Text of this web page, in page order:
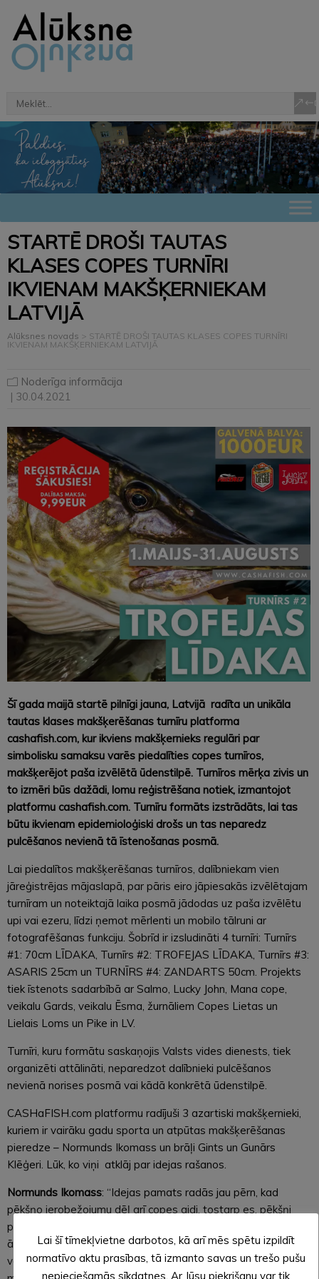
STARTĒ DROŠI TAUTAS
KLASES COPES TURNĪRI
IKVIENAM MAKŠĶERNIEKAM
LATVIJĀ
Alūksnes novads > STARTĒ DROŠI TAUTAS KLASES COPES TURNĪRI
IKVIENAM MAKŠĶERNIEKAM LATVIJĀ
Noderīga informācija
| 30.04.2021
Šī gada maijā startē pilnīgi jauna, Latvijā radīta un unikāla
tautas klases makšķerēšanas turnīru platforma
cashafish.com, kur ikviens makšķernieks regulāri par
simbolisku samaksu varēs piedalīties copes turnīros,
makšķerējot paša izvēlētā ūdenstilpē. Turnīros mērķa zivis un
to izmēri būs dažādi, lomu reģistrēšana notiek, izmantojot
platformu cashafish.com. Turnīru formāts izstrādāts, lai tas
būtu ikvienam epidemioloģiski drošs un tas neparedz
pulcēšanos nevienā tā īstenošanas posmā.
Lai piedalītos makšķerēšanas turnīros, dalībniekam vien
jāreģistrējas mājaslapā, par pāris eiro jāpiesakās izvēlētajam
turnīram un noteiktajā laika posmā jādodas uz paša izvēlētu
upi vai ezeru, līdzi ņemot mērlenti un mobilo tālruni ar
fotografēšanas funkciju. Šobrīd ir izsludināti 4 turnīri: Turnīrs
#1: 70cm LĪDAKA, Turnīrs #2: TROFEJAS LĪDAKA, Turnīrs #3:
ASARIS 25cm un TURNĪRS #4: ZANDARTS 50cm. Projekts
tiek īstenots sadarbībā ar Salmo, Lucky John, Mana cope,
veikalu Gards, veikalu Ēsma, žurnāliem Copes Lietas un
Lielais Loms un Pike in LV.
Turnīri, kuru formātu saskaņojis Valsts vides dienests, tiek
organizēti attālināti, neparedzot dalībnieki pulcēšanos
nevienā norises posmā vai kādā konkrētā ūdenstilpē.
CASHaFISH.com platformu radījuši 3 azartiski makšķernieki,
kuriem ir vairāku gadu sporta un atpūtas makšķerēšanas
pieredze – Normunds Ikomass un brāļi Gints un Gunārs
Klēģeri. Lūk, ko viņi atklāj par idejas rašanos.
Normunds Ikomass: “Idejas pamats radās jau pērn, kad
pēkšņo ierobežojumu dēļ arī copes gidi, tostarp es, pēkšņi
palikām bez iespējām kontaktēties ar klientiem, braukt uz
ārzemēm gidēt. Papētot copes turnīru tendences un ņemot
vērā arī paša pieredzēto, radās ideja par demokrātiskiem
Lai šī tīmekļvietne darbotos, kā arī mēs spētu izpildīt
normatīvo aktu prasības, tā izmanto savas un trešo pušu
nepieciešamās sīkdatnes. Ar Jūsu piekrišanu var tik